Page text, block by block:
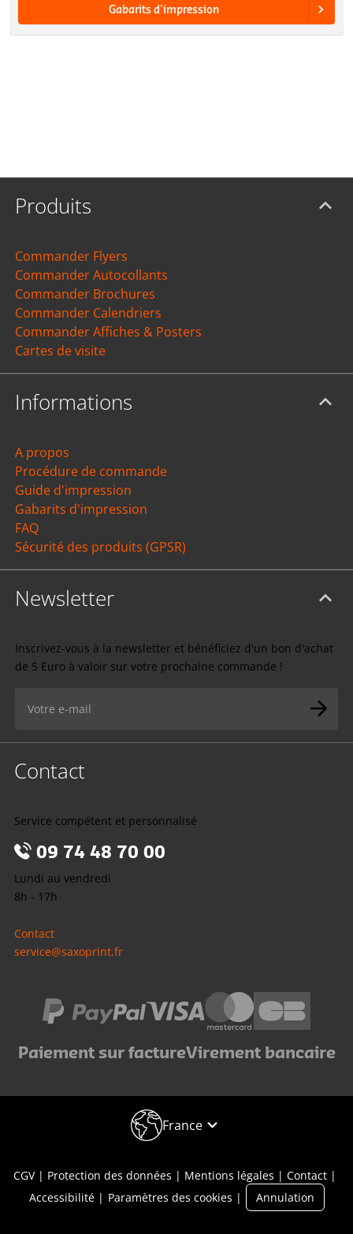
Gabarits d'impression
Produits
Commander Flyers
Commander Autocollants
Commander Brochures
Commander Calendriers
Commander Affiches & Posters
Cartes de visite
Informations
A propos
Procédure de commande
Guide d'impression
Gabarits d'impression
FAQ
Sécurité des produits (GPSR)
Newsletter
Inscrivez-vous à la newsletter et bénéficiez d'un bon d'achat
de 5 Euro à valoir sur votre prochaine commande !
Contact
Service compétent et personnalisé
09 74 48 70 00
Lundi au vendredi
8h - 17h
Contact
service@saxoprint.fr
Paiement sur factureVirement bancaire
France
CGV Protection des données Mentions légales
Contact
Accessibilité
Paramètres des cookies Annulation